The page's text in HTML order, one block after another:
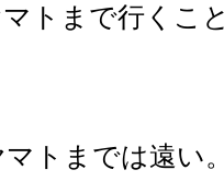
マトまで行くこ
トまでは遠い